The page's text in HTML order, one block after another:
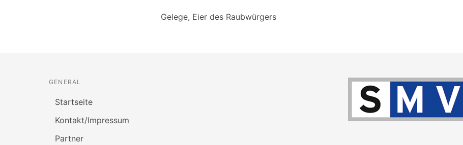
Gelege, Eier des Raubwürgers
GENERAL
Startseite
Kontakt/Impressum
Partner